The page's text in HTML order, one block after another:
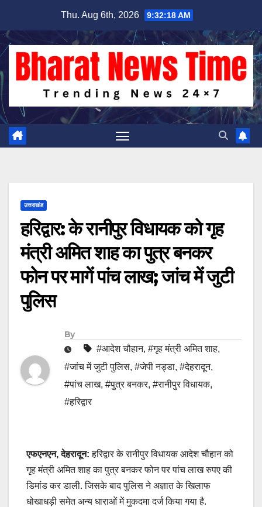
content
Thu. Aug 6th, 2026 9:32:19 AM
उत्तराखंड
हरिद्वार: के रानीपुर विधायक को गृह
मंत्री अमित शाह का पुत्र बनकर
फोन पर मागें पांच लाख; जांच में जुटी
पुलिस
By
#आदेश चौहान, #गृह मंत्री अमित शाह,
#जांच में जुटी पुलिस, #जेपी नड्डा, #देहरादून,
#पांच लाख, #पुत्र बनकर, #रानीपुर विधायक,
#हरिद्वार
एफएनएन, देहरादून:हरिद्वार के रानीपुर विधायक आदेश चौहान को
गृह मंत्री अमित शाह का पुत्र बनकर फोन पर पांच लाख रुपए की
डिमांड कर डाली. जिसके बाद पुलिस ने अज्ञात के खिलाफ
धोखाधड़ी समेत अन्य धाराओं में मुकदमा दर्ज किया गया है.